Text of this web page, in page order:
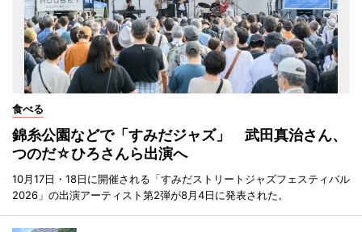
食べる
錦糸公園などで「すみだジャズ」 武田真治さん、
つのだ☆ひろさんら出演へ
10月17日・18日に開催される「すみだストリートジャズフェスティバル
2026」の出演アーティスト第2弾が8月4日に発表された。